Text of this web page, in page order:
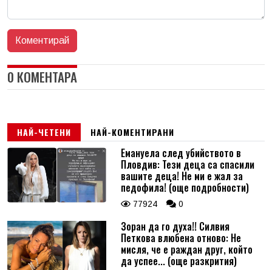
0 КОМЕНТАРА
НАЙ-ЧЕТЕНИ НАЙ-КОМЕНТИРАНИ
Емануела след убийството в
Пловдив: Тези деца са спасили
вашите деца! Не ми е жал за
педофила! (още подробности)
77924 0
Зоран да го духа!! Силвия
Петкова влюбена отново: Не
мисля, че е раждан друг, който
да успее... (още разкрития)